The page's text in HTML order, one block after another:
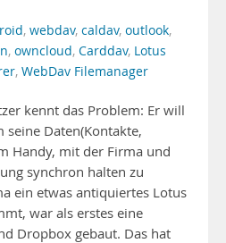
, webdav, caldav, outlook,
, owncloud, Carddav, Lotus
, WebDav Filemanager
kennt das Problem: Er will
seine Daten(Kontakte,
Handy, mit der Firma und
synchron halten zu
ein etwas antiquiertes Lotus
war als erstes eine
Dropbox gebaut. Das hat